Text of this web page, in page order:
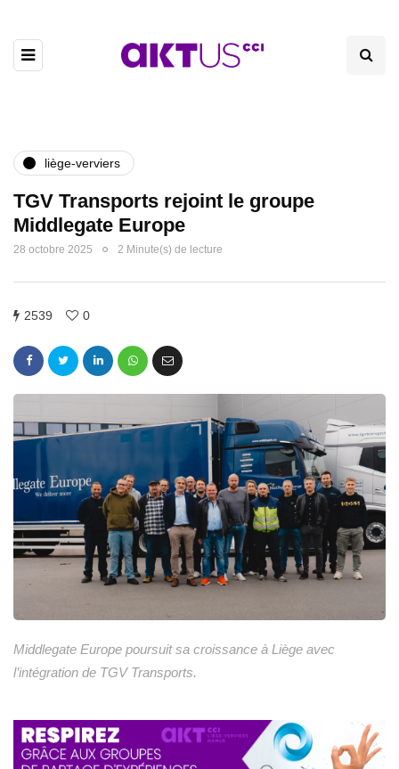
liège-verviers
TGV Transports rejoint le groupe
Middlegate Europe
28 octobre 2025 2 Minute(s) de lecture
2539 0
Middlegate Europe poursuit sa croissance à Liège avec
l’intégration de TGV Transports.